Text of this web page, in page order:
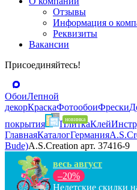
Отзывы
Информация о
Реквизиты
Вакансии
Присоединяйтесь!
ОбоиЛепной
декорКраскаФотообоиФрески
покрытия
ПлиткаКлей
ГлавнаяКаталогГермания
Bude)A.S.Creation арт. 37416-9
весь август
–20%
Недетские скидки